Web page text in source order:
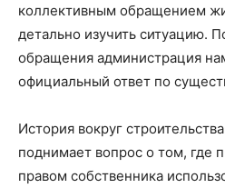
коллективным обращением
детально изучить ситуацию.
обращения администрация
официальный ответ по
История вокруг
поднимает вопрос о том, где
правом собственника